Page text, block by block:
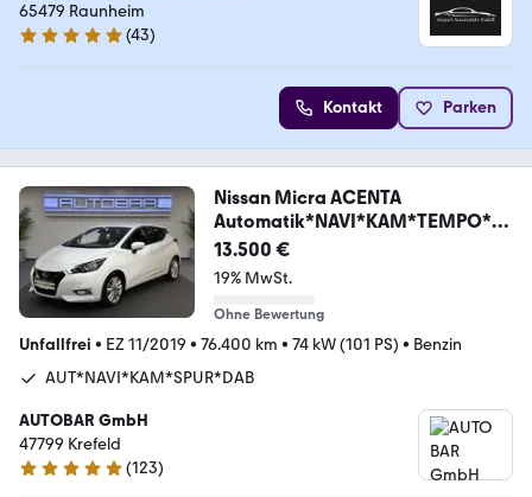
65479 Raunheim
5 Sterne
(43)
Kontakt Parken
Nissan Micra ACENTA
Automatik*NAVI*KAM*TEMPO*SP
UR
13.500 €
19% MwSt.
Ohne Bewertung
Unfallfrei • EZ 11/2019 • 76.400 km • 74 kW (101 PS) • Benzin
AUT*NAVI*KAM*SPUR*DAB
AUTOBAR GmbH
47799 Krefeld
5 Sterne
(123)